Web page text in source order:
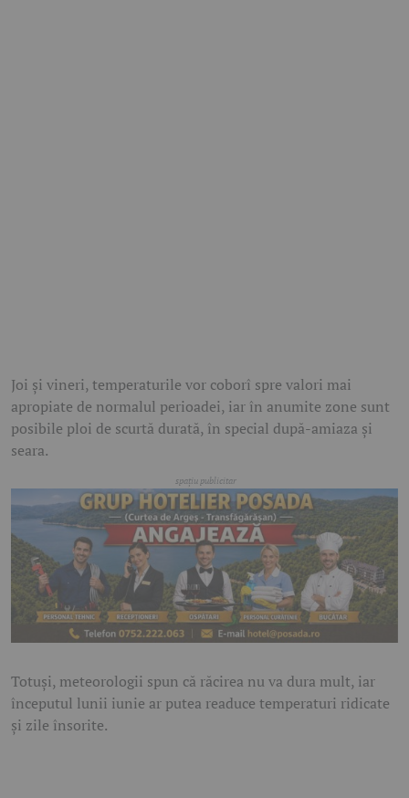
Joi și vineri, temperaturile vor coborî spre valori mai
apropiate de normalul perioadei, iar în anumite zone sunt
posibile ploi de scurtă durată, în special după-amiaza și
seara.
Totuși, meteorologii spun că răcirea nu va dura mult, iar
începutul lunii iunie ar putea readuce temperaturi ridicate
și zile însorite.